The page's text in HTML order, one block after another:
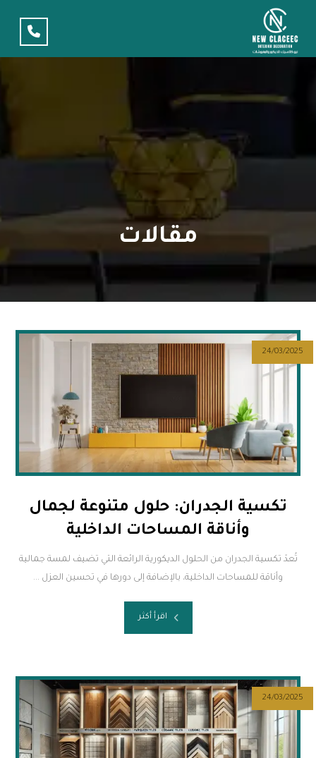
مقالات
تكسية الجدران: حلول متنوعة لجمال
وأناقة المساحات الداخلية
24/03/2025
تُعدّ تكسية الجدران من الحلول الديكورية الرائعة التي تضيف لمسة جمالية
وأناقة للمساحات الداخلية، بالإضافة إلى دورها في تحسين العزل ...
اقرأ أكثر
24/03/2025